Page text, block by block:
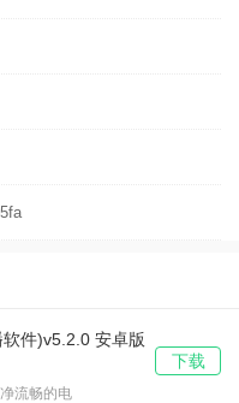
件)v5.2.0 安卓版
流畅的电
下载